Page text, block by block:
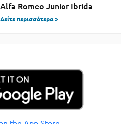
Alfa Romeo Junior Ibrida
Δείτε περισσότερα >